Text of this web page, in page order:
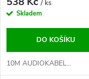
/ ks
Skladem
DO KOŠÍKU
10M AUDIOKABEL...